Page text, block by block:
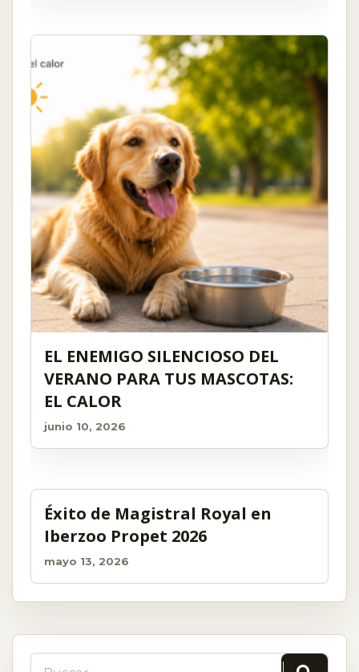
EL ENEMIGO SILENCIOSO DEL
VERANO PARA TUS MASCOTAS:
EL CALOR
junio 10, 2026
Éxito de Magistral Royal en
Iberzoo Propet 2026
mayo 13, 2026